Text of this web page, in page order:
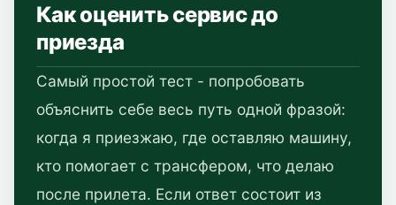
Как оценить сервис до
приезда
Самый простой тест - попробовать
объяснить себе весь путь одной фразой:
когда я приезжаю, где оставляю машину,
кто помогает с трансфером, что делаю
после прилета. Если ответ состоит из